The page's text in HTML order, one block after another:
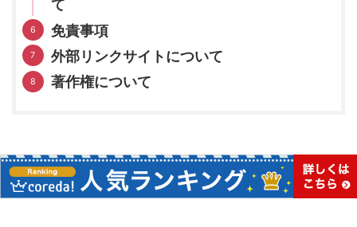
て
免責事項
外部リンクサイトについて
著作権について